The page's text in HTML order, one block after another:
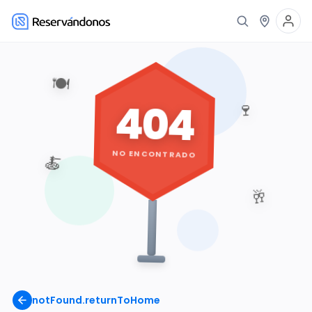
notFound.returnToHome
🍽️
🍷
🥂
🍝
404
NO ENCONTRADO